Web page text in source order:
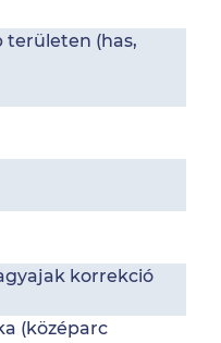
területen (has,
korrekció
(középarc